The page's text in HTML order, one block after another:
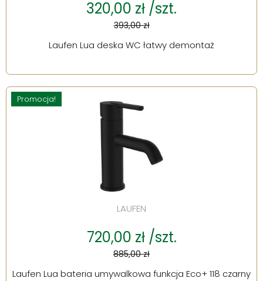
320,00 zł /szt.
393,00 zł
Laufen Lua deska WC łatwy demontaż
Promocja!
LAUFEN
720,00 zł /szt.
885,00 zł
Laufen Lua bateria umywalkowa funkcja Eco+ 118 czarny